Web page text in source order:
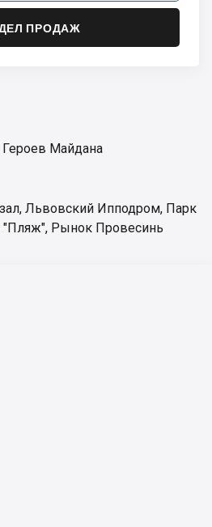
ПРОДАЖ
Героев Майдана
, Львовский Ипподром, Парк
"Пляж", Рынок Провесинь